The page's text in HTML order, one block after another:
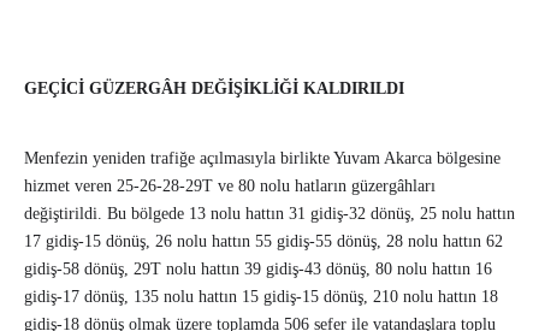
GEÇİCİ GÜZERGÂH DEĞİŞİKLİĞİ KALDIRILDI
Menfezin yeniden trafiğe açılmasıyla birlikte Yuvam Akarca bölgesine
hizmet veren 25-26-28-29T ve 80 nolu hatların güzergâhları
değiştirildi. Bu bölgede 13 nolu hattın 31 gidiş-32 dönüş, 25 nolu hattın
17 gidiş-15 dönüş, 26 nolu hattın 55 gidiş-55 dönüş, 28 nolu hattın 62
gidiş-58 dönüş, 29T nolu hattın 39 gidiş-43 dönüş, 80 nolu hattın 16
gidiş-17 dönüş, 135 nolu hattın 15 gidiş-15 dönüş, 210 nolu hattın 18
gidiş-18 dönüş olmak üzere toplamda 506 sefer ile vatandaşlara toplu